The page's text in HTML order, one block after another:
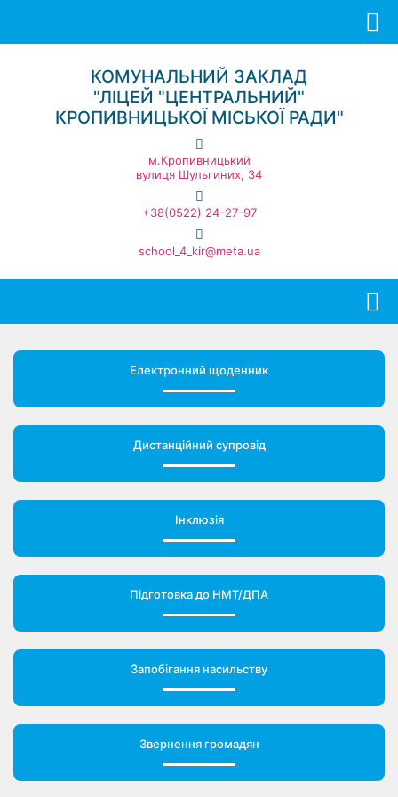
КОМУНАЛЬНИЙ ЗАКЛАД
"ЛІЦЕЙ "ЦЕНТРАЛЬНИЙ"
КРОПИВНИЦЬКОЇ МІСЬКОЇ РАДИ"
м.Кропивницький
вулиця Шульгиних, 34
+38(0522) 24-27-97
school_4_kir@meta.ua
Електронний щоденник
Дистанційний супровід
Інклюзія
Підготовка до НМТ/ДПА
Запобігання насильству
Звернення громадян